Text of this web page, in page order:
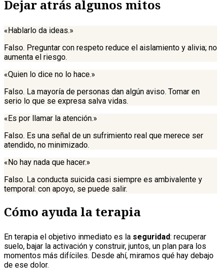
Dejar atrás algunos mitos
«Hablarlo da ideas.»
Falso. Preguntar con respeto reduce el aislamiento y alivia; no
aumenta el riesgo.
«Quien lo dice no lo hace.»
Falso. La mayoría de personas dan algún aviso. Tomar en
serio lo que se expresa salva vidas.
«Es por llamar la atención.»
Falso. Es una señal de un sufrimiento real que merece ser
atendido, no minimizado.
«No hay nada que hacer.»
Falso. La conducta suicida casi siempre es ambivalente y
temporal: con apoyo, se puede salir.
Cómo ayuda la terapia
En terapia el objetivo inmediato es la seguridad: recuperar
suelo, bajar la activación y construir, juntos, un plan para los
momentos más difíciles. Desde ahí, miramos qué hay debajo
de ese dolor.